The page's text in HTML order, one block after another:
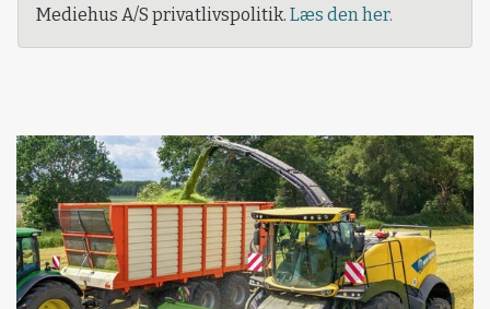
Mediehus A/S privatlivspolitik. Læs den her.